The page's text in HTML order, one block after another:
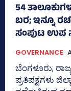
54
ಬರ; ಇನ್ನೂ
ಸಂಪುಟ ಉಪ
GOVERNANCE
ಬೆಂಗಳೂರು;
ಪ್ರತಿಪಕ್ಷಗಳು